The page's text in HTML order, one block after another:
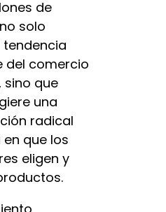
de
solo
del comercio
sino que
una
radical
que los
eligen y